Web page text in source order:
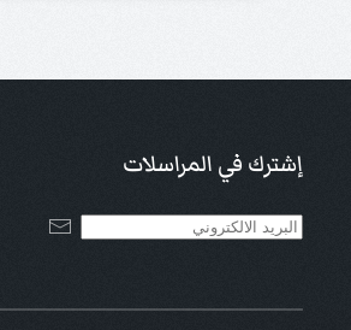
إشترك في المراسلات